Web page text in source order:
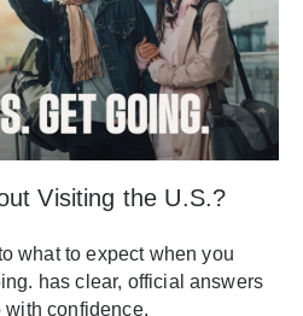
Visiting the U.S.?
what to expect when you
has clear, official answers
with confidence.